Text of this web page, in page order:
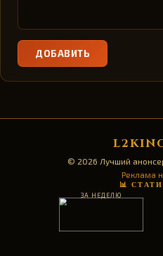
ДОБАВИТЬ
© 2026 Лучший
Реклама
📊
ЗА НЕДЕЛЮ